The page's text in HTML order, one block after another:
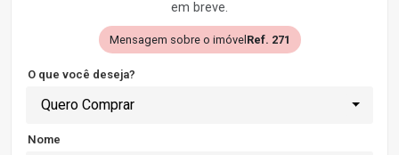
em breve.
Mensagem sobre o imóvel Ref. 271
O que você deseja?
Quero Comprar
Nome